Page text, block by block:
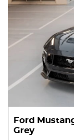
Ford
Grey